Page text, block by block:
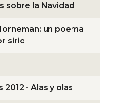
sobre la Navidad
un poema
sirio
- Alas y olas